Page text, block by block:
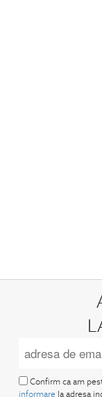
Confirm ca am
informare la adresa